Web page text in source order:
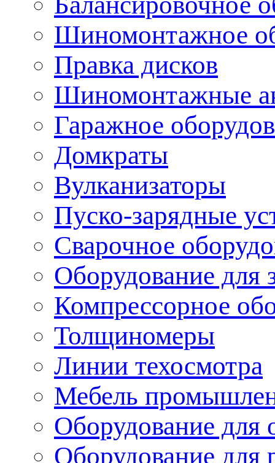
Шиномонтажное
Правка дисков
Шиномонтажные
Гаражное
Домкраты
Вулканизаторы
Пуско-зарядные
Сварочное
Оборудование для
Компрессорное
Толщиномеры
Линии техосмотра
Мебель
Оборудование для
Оборудование для